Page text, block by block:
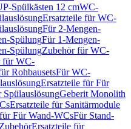
Spülkästen 12 cmWC-
Ersatzteile für WC-
Für 2-Mengen-
SpülungFür 1-Mengen-
SpülungZubehör für WC-
für WC-
RohbausetsFür WC-
Ersatzteile für Für
SpülauslösungGeberit Monolith
Ersatzteile für Sanitärmodule
Für Wand-WCsFür Stand-
ZubehörErsatzteile für